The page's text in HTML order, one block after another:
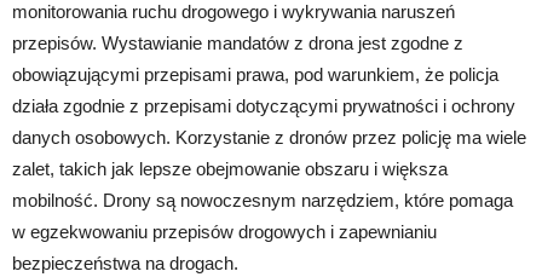
monitorowania ruchu drogowego i wykrywania naruszeń
przepisów. Wystawianie mandatów z drona jest zgodne z
obowiązującymi przepisami prawa, pod warunkiem, że policja
działa zgodnie z przepisami dotyczącymi prywatności i ochrony
danych osobowych. Korzystanie z dronów przez policję ma wiele
zalet, takich jak lepsze obejmowanie obszaru i większa
mobilność. Drony są nowoczesnym narzędziem, które pomaga
w egzekwowaniu przepisów drogowych i zapewnianiu
bezpieczeństwa na drogach.